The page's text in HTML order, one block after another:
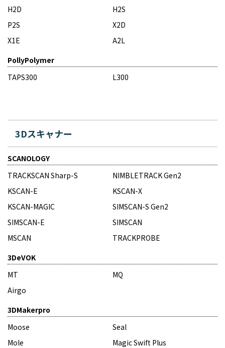
H2D
H2S
P2S
X2D
X1E
A2L
PollyPolymer
TAPS300
L300
3Dスキャナー
SCANOLOGY
TRACKSCAN Sharp-S
NIMBLETRACK Gen2
KSCAN-E
KSCAN-X
KSCAN-MAGIC
SIMSCAN-S Gen2
SIMSCAN-E
SIMSCAN
MSCAN
TRACKPROBE
3DeVOK
MT
MQ
Airgo
3DMakerpro
Moose
Seal
Mole
Magic Swift Plus